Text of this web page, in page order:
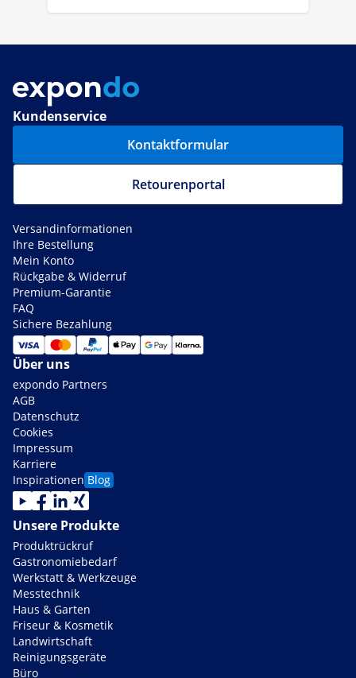
Kundenservice
Kontaktformular
Retourenportal
Versandinformationen
Ihre Bestellung
Mein Konto
Rückgabe & Widerruf
Premium-Garantie
FAQ
Sichere Bezahlung
Über uns
expondo Partners
AGB
Datenschutz
Cookies
Impressum
Karriere
Inspirationen Blog
Unsere Produkte
Produktrückruf
Gastronomiebedarf
Werkstatt & Werkzeuge
Messtechnik
Haus & Garten
Friseur & Kosmetik
Landwirtschaft
Reinigungsgeräte
Büro